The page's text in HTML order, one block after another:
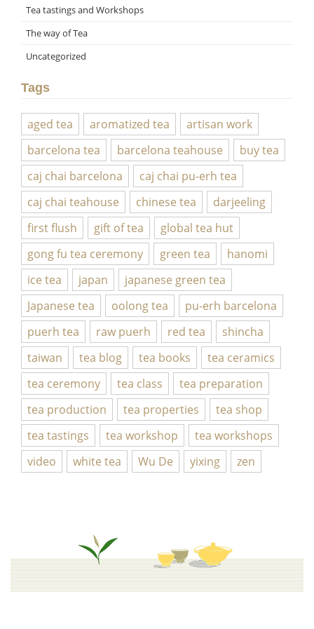
Tea tastings and Workshops
The way of Tea
Uncategorized
Tags
aged tea aromatized tea
artisan work
barcelona tea
barcelona teahouse
buy tea
caj chai barcelona
caj chai pu-erh tea
caj chai teahouse
chinese tea
darjeeling
first flush
gift of tea
global tea hut
gong fu tea ceremony
green tea
hanomi
ice tea
japan
japanese green tea
Japanese tea
oolong tea
pu-erh barcelona
puerh tea
raw puerh red tea
shincha
taiwan
tea blog tea books
tea ceramics
tea ceremony
tea class
tea preparation
tea production
tea properties
tea shop
tea tastings
tea workshop
tea workshops
video
white tea Wu De yixing zen